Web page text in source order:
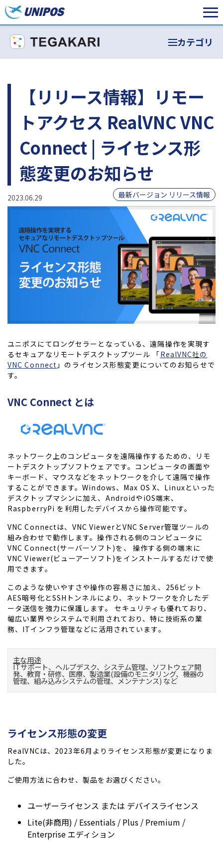
カテゴリ
【リリース情報】リモー
トアクセス RealVNC VNC
Connect | ライセンス形
態変更のお知らせ
2023.06.29 最新バージョン リリース情報
ユニポスにてロングセラーとなっている、遠隔操作を実現す
るセキュアなリモートデスクトップツール 「RealVNC社の
VNC Connect 」のライセンス形態変更についてのお知らせで
す。
VNC Connect とは
ネットワーク上のコンピュータを遠隔操作するための、リモ
ートデスクトップソフトウェアです。コンピュータの画面や
キーボード、マウスなどをネットワークを介して遠隔で操作
することができます。Windows、Max OS X、Linuxといった
デスクトップマシンに加え、AndroidやiOS端末、
RaspberryPi を利用したデバイスから操作可能です。
VNC Connectは、VNC ViewerとVNC Server管理ツールの
組み合わせで動作します。操作される側のコンピュータに
VNC Connect(サーバーソフト)を、 操作する側の端末に
VNC Viewer(ビューアーソフト)をインストールするだけで使
用できます。
このような使いやすさや操作の容易さに加え、256ビット
AES暗号化とSSHトンネルにより、ネットワークを介したデ
ータ送信を強力に保護します。 セキュリティも優れており、
幅広い業界やシステムで利用されており、特に技術系の業
務、ITインフラ管理などに活用されています。
主な用途
ITサポート、ヘルプデスク、システム管理、ソフトウェア開
発、教育・研修、医療、製造業(設備のモニタリング、機器の
管理、組み込みシステムの管理、メンテナンス) など
ライセンス形態の変更
RealVNCは、2023年6月よりライセンス形態が変更になりま
した。
ご使用方法に合わせ、製品をお選びください。
ユーザーライセンス または デバイスライセンス
Lite(非商用) / Essentials / Plus / Premium /
Enterprise エディション